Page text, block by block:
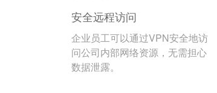
安全远程访问
企业员工可以通过VPN安全地访
问公司内部网络资源，无需担心
数据泄露。